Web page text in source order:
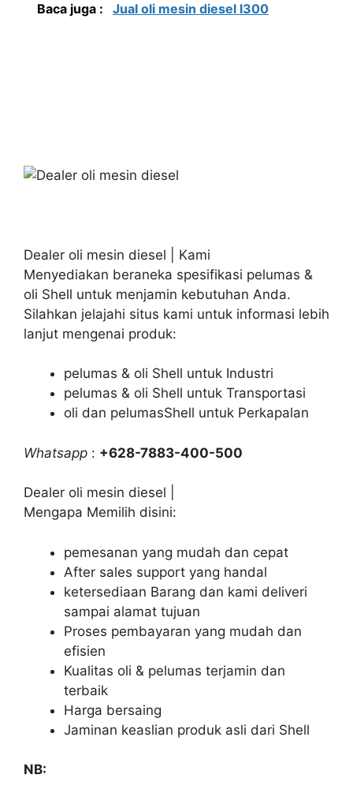
Baca juga : Jual oli mesin diesel l300
Dealer oli mesin diesel | Kami
Menyediakan beraneka spesifikasi pelumas &
oli Shell untuk menjamin kebutuhan Anda.
Silahkan jelajahi situs kami untuk informasi lebih
lanjut mengenai produk:
pelumas & oli Shell untuk Industri
pelumas & oli Shell untuk Transportasi
oli dan pelumasShell untuk Perkapalan
Whatsapp : +628-7883-400-500
Dealer oli mesin diesel |
Mengapa Memilih disini:
pemesanan yang mudah dan cepat
After sales support yang handal
ketersediaan Barang dan kami deliveri
sampai alamat tujuan
Proses pembayaran yang mudah dan
efisien
Kualitas oli & pelumas terjamin dan
terbaik
Harga bersaing
Jaminan keaslian produk asli dari Shell
NB: